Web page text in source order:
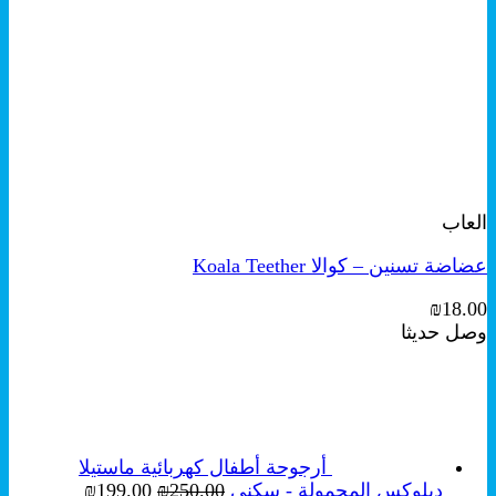
العاب
عضاضة تسنين – كوالا Koala Teether
₪18.00
وصل حديثا
أرجوحة أطفال كهربائية ماستيلا
ديلوكس المحمولة - سكني
₪250.00 السعر ₪199.00